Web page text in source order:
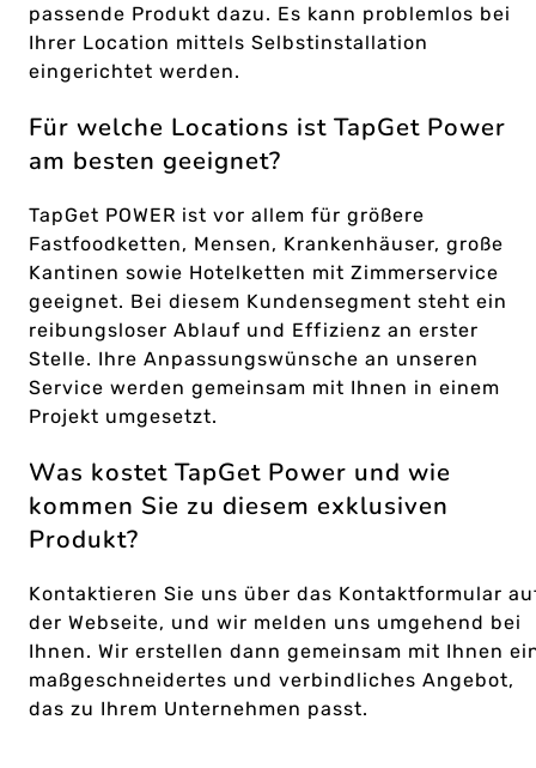
passende Produkt dazu. Es kann problemlos bei
Ihrer Location mittels Selbstinstallation
eingerichtet werden.
Für welche Locations ist TapGet Power
am besten geeignet?
TapGet POWER ist vor allem für größere
Fastfoodketten, Mensen, Krankenhäuser, große
Kantinen sowie Hotelketten mit Zimmerservice
geeignet. Bei diesem Kundensegment steht ein
reibungsloser Ablauf und Effizienz an erster
Stelle. Ihre Anpassungswünsche an unseren
Service werden gemeinsam mit Ihnen in einem
Projekt umgesetzt.
Was kostet TapGet Power und wie
kommen Sie zu diesem exklusiven
Produkt?
Kontaktieren Sie uns über das Kontaktformular
der Webseite, und wir melden uns umgehend bei
Ihnen. Wir erstellen dann gemeinsam mit Ihnen
maßgeschneidertes und verbindliches Angebot,
das zu Ihrem Unternehmen passt.